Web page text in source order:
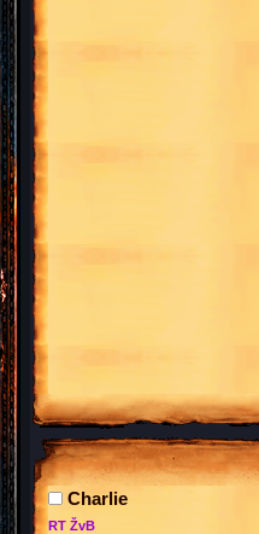
Charlie
RT ŽvB